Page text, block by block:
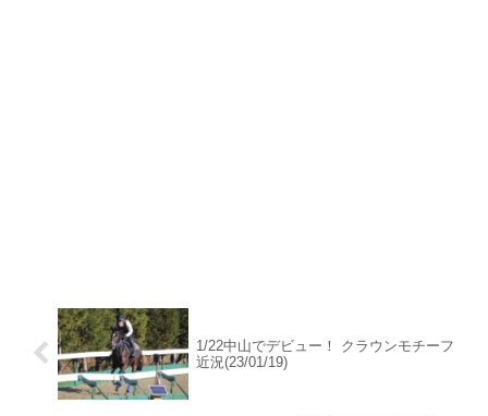
1/22中山でデビュー！ クラウンモチーフ
近況(23/01/19)